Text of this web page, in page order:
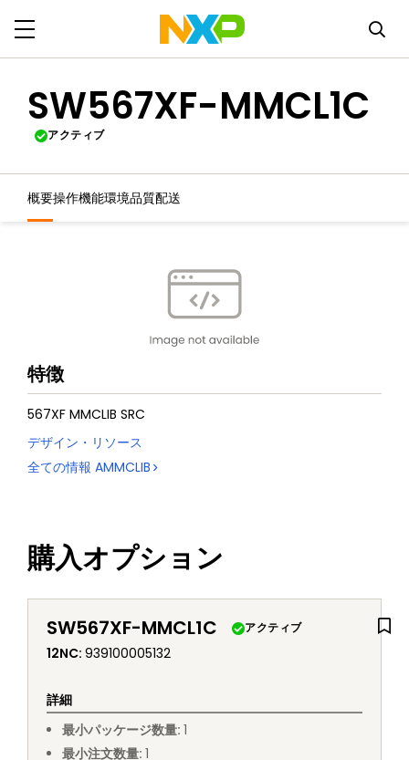
SW567XF-MMCL1C
アクティブ
概要操作機能環境品質配送
特徴
567XF MMCLIB SRC
デザイン・リソース
全ての情報 AMMCLIB
購入オプション
SW567XF-MMCL1C アクティブ
12NC: 939100005132
詳細
最小パッケージ数量: 1
最小注文数量: 1